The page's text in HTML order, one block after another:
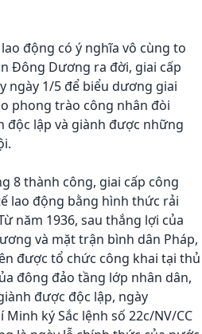
động có ý nghĩa vô cùng to
Đông Dương ra đời, giai cấp
ngày 1/5 để biểu dương giai
phong trào công nhân đòi
độc lập và giành được những
8 thành công, giai cấp công
lao động bằng hình thức rải
năm 1936, sau thắng lợi của
và mặt trận bình dân Pháp,
được tổ chức công khai tại thủ
đông đảo tầng lớp nhân dân,
được độc lập, ngày
Minh ký Sắc lệnh số 22c/NV/CC